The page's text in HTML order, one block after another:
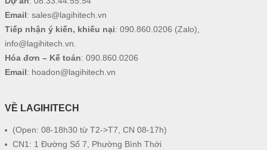
Email: sales@lagihitech.vn
Tiếp nhận ý kiến, khiếu nại: 090.860.0206 (Zalo),
info@lagihitech.vn
Hóa đơn – Kế toán: 090.860.0206
Email: hoadon@lagihitech.vn
VỀ LAGIHITECH
(Open: 08-18h30 từ T2->T7, CN 08-17h)
CN1: 1 Đường Số 7, Phường Bình Thới